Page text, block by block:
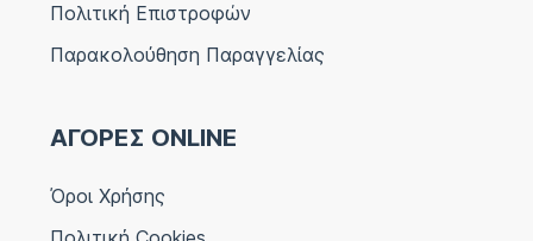
Πολιτική Επιστροφών
Παρακολούθηση Παραγγελίας
ΑΓΟΡΕΣ ONLINE
Όροι Χρήσης